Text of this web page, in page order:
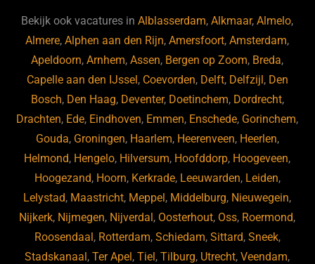
b
o
o
k
ky dI
n
Bekijk ook vacatures inAlblasserdam,Alkmaar,Almelo,
Almere,Alphen aan den Rijn,Amersfoort,Amsterdam,
Apeldoorn,Arnhem,Assen, Bergen op Zoom, Breda,
Capelle aan den IJssel , Coevorden, Delft, Delfzijl , Den
Bosch, Den Haag, Deventer, Doetinchem, Dordrecht,
Drachten, Ede, Eindhoven, Emmen, Enschede, Gorinchem,
Gouda, Groningen, Haarlem, Heerenveen, Heerlen,
Helmond, Hengelo, Hilversum, Hoofddorp, Hoogeveen,
Hoogezand, Hoorn, Kerkrade, Leeuwarden, Leiden,
Lelystad, Maastricht, Meppel , Middelburg, Nieuwegein,
Nijkerk, Nijmegen, Nijverdal , Oosterhout, Oss, Roermond,
Roosendaal , Rotterdam, Schiedam, Sittard, Sneek,
Stadskanaal ,Ter Apel ,Tiel ,Tilburg, Utrecht,Veendam,